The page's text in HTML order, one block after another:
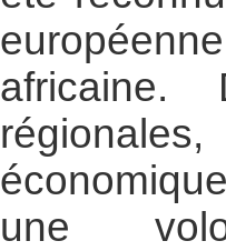
africaine.
une